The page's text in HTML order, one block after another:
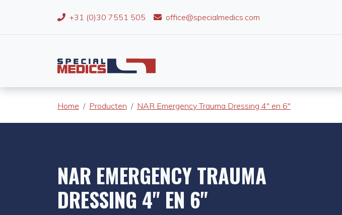
+31 (0)30 7551 505 office@specialmedics.com
Home Producten NAR Emergency Trauma Dressing 4" en 6"
NAR EMERGENCY TRAUMA
DRESSING 4" EN 6"